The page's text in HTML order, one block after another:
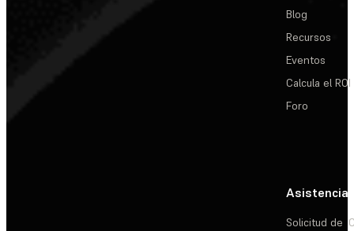
Blog
Recursos
Eventos
Calcula el ROI
Foro
Asistencia
Solicitud de